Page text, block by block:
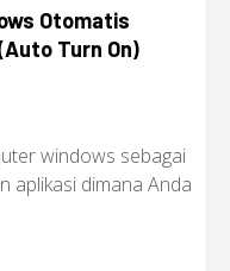
Otomatis
Turn On)
windows sebagai
aplikasi dimana Anda